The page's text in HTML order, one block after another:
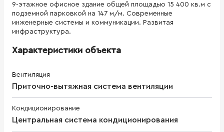
9-этажное офисное здание общей площадью 15 400 кв.м с
подземной парковкой на 147 м/м. Современные
инженерные системы и коммуникации. Развитая
инфраструктура.
Характеристики объекта
Вентиляция
Приточно-вытяжная система вентиляции
Кондиционирование
Центральная система кондиционирования